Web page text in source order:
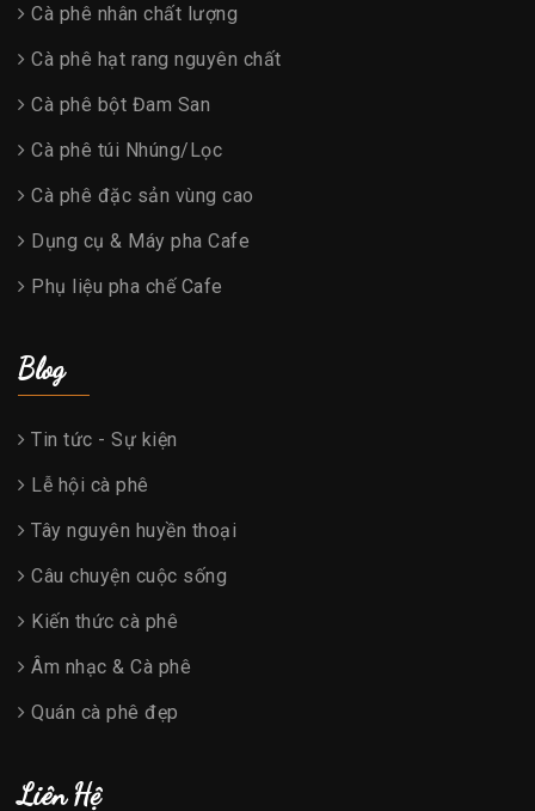
Cà phê nhân chất lượng
Cà phê hạt rang nguyên chất
Cà phê bột Đam San
Cà phê túi Nhúng/Lọc
Cà phê đặc sản vùng cao
Dụng cụ & Máy pha Cafe
Phụ liệu pha chế Cafe
Blog
Tin tức - Sự kiện
Lễ hội cà phê
Tây nguyên huyền thoại
Câu chuyện cuộc sống
Kiến thức cà phê
Âm nhạc & Cà phê
Quán cà phê đẹp
Liên Hệ